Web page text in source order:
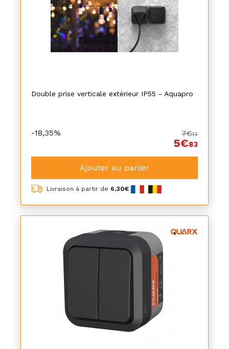
Double prise verticale extérieur IP55 - Aquapro
-18,35% 7€14
5€83
Ajouter au panier
Livraison à partir de 6,30€